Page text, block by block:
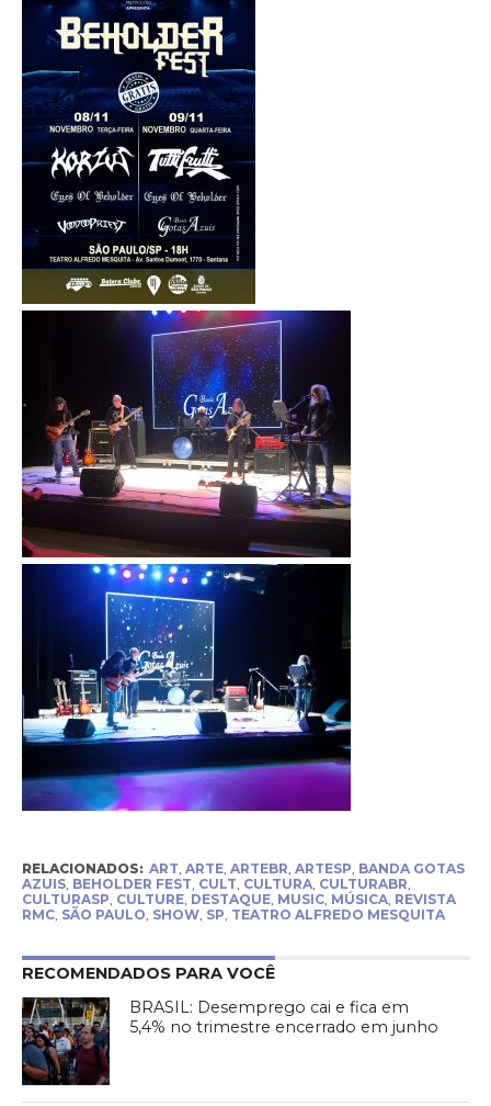
RELACIONADOS: ART ARTE, ARTEBR ARTESP BANDA GOTAS
AZUIS, BEHOLDER FEST CULT CULTURA, CULTURABR
CULTURASP CULTURE, DESTAQUE, MUSIC, MÚSICA, REVISTA
RMC, SÃO PAULO SHOW, SP TEATRO ALFREDO MESQUITA
RECOMENDADOS PARA VOCÊ
BRASIL: Desemprego cai e fica em
5,4% no trimestre encerrado em junho